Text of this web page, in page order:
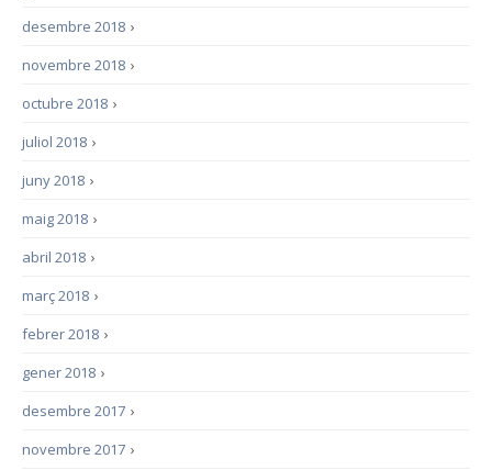
›
desembre 2018
›
novembre 2018
›
octubre 2018
›
juliol 2018
›
juny 2018
›
maig 2018
›
abril 2018
›
març 2018
›
febrer 2018
›
gener 2018
›
desembre 2017
›
novembre 2017